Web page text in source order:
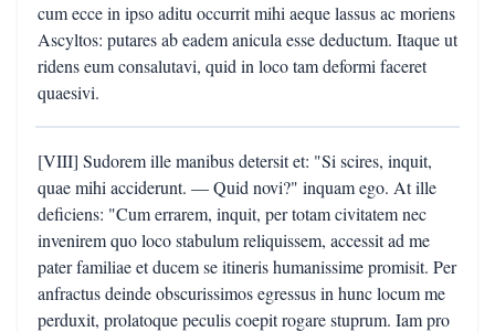
cum ecce in ipso aditu occurrit mihi aeque lassus ac moriens
Ascyltos: putares ab eadem anicula esse deductum. Itaque ut
ridens eum consalutavi, quid in loco tam deformi faceret
quaesivi.
[VIII] Sudorem ille manibus detersit et: "Si scires, inquit,
quae mihi acciderunt. — Quid novi?" inquam ego. At ille
deficiens: "Cum errarem, inquit, per totam civitatem nec
invenirem quo loco stabulum reliquissem, accessit ad me
pater familiae et ducem se itineris humanissime promisit. Per
anfractus deinde obscurissimos egressus in hunc locum me
perduxit, prolatoque peculis coepit rogare stuprum. Iam pro